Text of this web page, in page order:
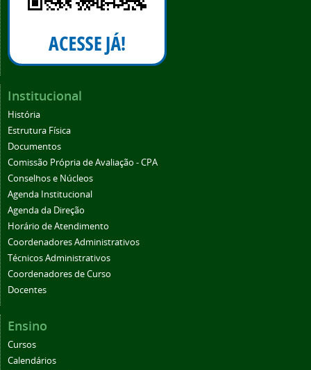
Institucional
História
Estrutura Física
Documentos
Comissão Própria de Avaliação - CPA
Conselhos e Núcleos
Agenda Institucional
Agenda da Direção
Horário de Atendimento
Coordenadores Administrativos
Técnicos Administrativos
Coordenadores de Curso
Docentes
Ensino
Cursos
Calendários